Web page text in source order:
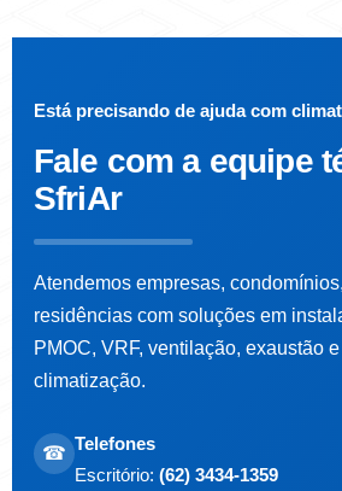
Está precisando de ajuda com
Fale com a equipe
SfriAr
Atendemos empresas,
residências com soluções em
PMOC, VRF, ventilação, exaustão
climatização.
☎ Telefones
Escritório: (62) 3434-1359